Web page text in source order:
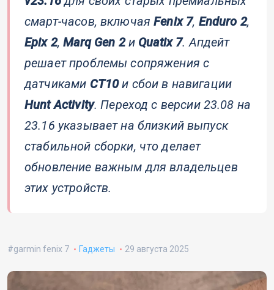
смарт-часов, включаяFenix 7, Enduro 2,
Epix 2,Marq Gen 2и Quatix 7. Апдейт
решает проблемы сопряжения с
датчиками CT10и сбои в навигации
Hunt Activity. Переход с версии 23.08 на
23.16 указывает на близкий выпуск
стабильной сборки, что делает
обновление важным для владельцев
этих устройств.
garmin fenix 7 Гаджеты 29 августа 2025